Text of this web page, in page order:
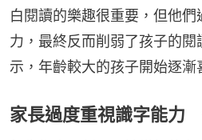
白閱讀的樂趣很重要，但他
力，最終反而削弱了孩子的
示，年齡較大的孩子開始逐漸
家長過度重視識字能力